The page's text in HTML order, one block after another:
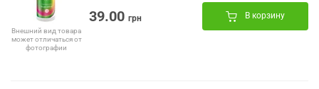
Внешний вид товара
может отличаться от
фотографии
39.00 грн В корзину